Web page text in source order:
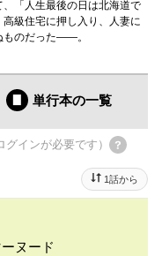
「人生最後の日は北海道で
級住宅に押し入り、人妻に
ものだった――。
単行本の一覧
グインが必要です）
1話から
ヌード